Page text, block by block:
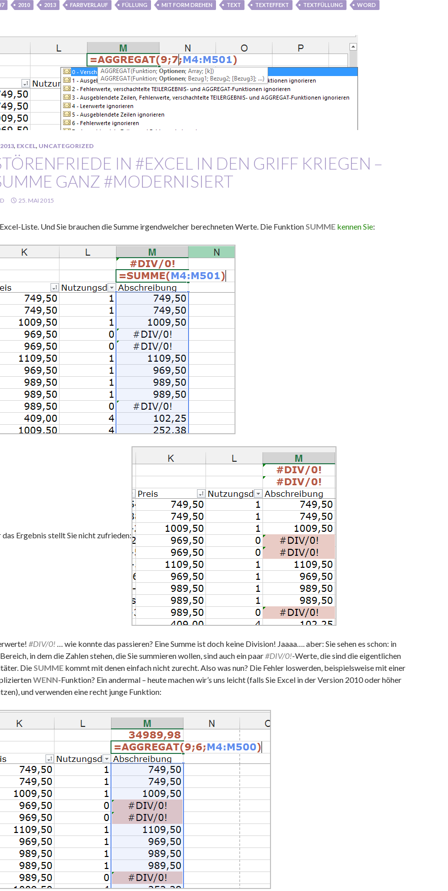
2010 2013 FARBVERLAUF FÜLLUNG MIT FORM DREHEN TEXT TEXTEFFEKT TEXTFÜLLUNG WORD
2013, EXCEL, UNCATEGORIZED
IN #EXCEL IN DEN GRIFF KRIEGEN –
GANZ #MODERNISIERT
25. MAI 2015
Liste. Und Sie brauchen die Summe irgendwelcher berechneten Werte. Die FunktionSUMME kennen Sie:
Ergebnis stellt Sie nicht zufrieden:
#DIV/0! … wie konnte das passieren? Eine Summe ist doch keine Division! Jaaaa…. aber: Sie sehen es schon: in
in dem die Zahlen stehen, die Sie summieren wollen, sind auch ein paar#DIV/0!-Werte, die sind die eigentlichen
DieSUMME kommt mit denen einfach nicht zurecht. Also was nun? Die Fehler loswerden, beispielsweise mit einer
WENN-Funktion? Ein andermal – heute machen wir’s uns leicht (falls Sie Excel in der Version 2010 oder höher
und verwenden eine recht junge Funktion: